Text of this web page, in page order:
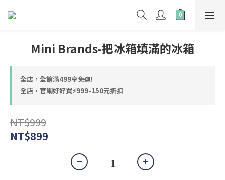
Mini Brands-把冰箱填滿的冰箱
全店，全館滿499享免運!
全店，官網好好買⚡999-150元折扣
NT$999
NT$899